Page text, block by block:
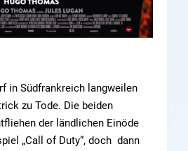
in Südfrankreich langweilen
zu Tode. Die beiden
der ländlichen Einöde
„Call of Duty“, doch dann